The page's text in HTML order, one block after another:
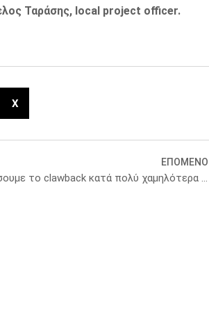
Ταράσης, local project officer.
X
ΕΠΟΜΕΝΟ
Β. Κικίλιας: Θα μειώσουμε το clawback κατά πολύ χαμηλότερα του 1 δισ. ευρώ